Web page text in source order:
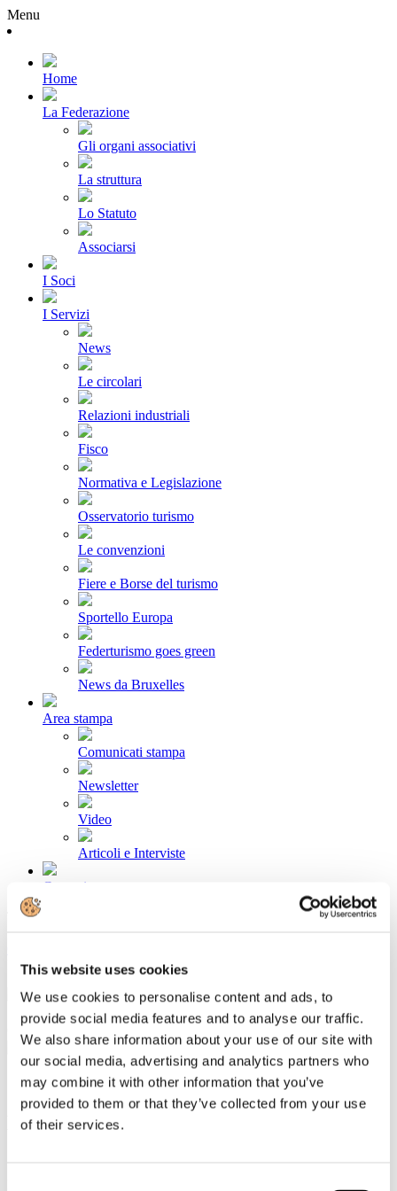
This website uses cookies
We use cookies to personalise content and ads, to
provide social media features and to analyse our traffic.
We also share information about your use of our site with
our social media, advertising and analytics partners who
may combine it with other information that you’ve
provided to them or that they’ve collected from your use
of their services.
Menu
Home
La Federazione
Gli organi associativi
La struttura
Lo Statuto
Associarsi
I Soci
I Servizi
News
Le circolari
Relazioni industriali
Fisco
Normativa e Legislazione
Osservatorio turismo
Le convenzioni
Fiere e Borse del turismo
Sportello Europa
Federturismo goes green
News da Bruxelles
Area stampa
Comunicati stampa
Newsletter
Video
Articoli e Interviste
Contatti
Tel. +39 320 57 80 986
Login
Cerca...
Booking: è Roma la principale